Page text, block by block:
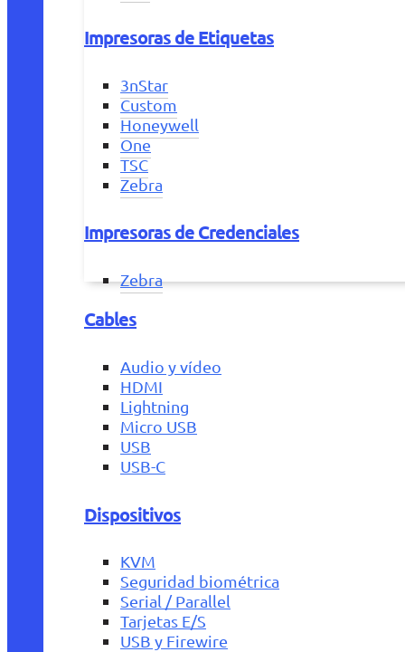
Impresoras de Etiquetas
3nStar
Custom
Honeywell
One
TSC
Zebra
Impresoras de Credenciales
Zebra
Cables
Audio y vídeo
HDMI
Lightning
Micro USB
USB
USB-C
Dispositivos
KVM
Seguridad biométrica
Serial / Parallel
Tarjetas E/S
USB y Firewire